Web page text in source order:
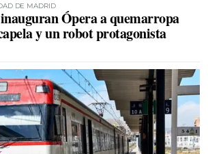
DE MADRID
Ópera a quemarropa
y un robot protagonista